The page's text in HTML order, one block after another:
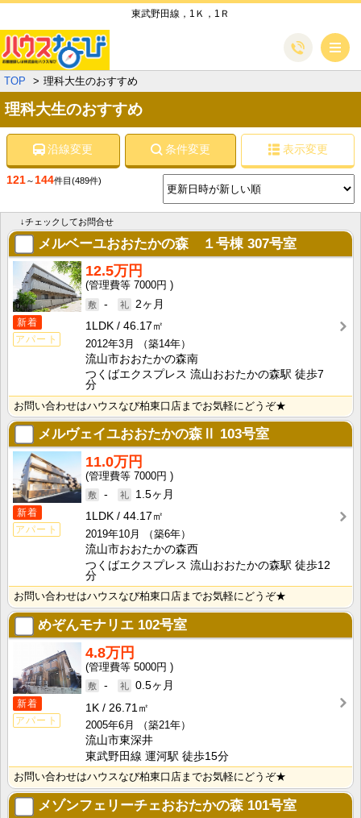
東武野田線，1Ｋ，1Ｒ
TOP 理科大生のおすすめ
理科大生のおすすめ
沿線変更 条件変更 表示変更
121～144件目 (489件)
↓チェックしてお問合せ
メルベーユおおたかの森 １号棟 307号室
新着
アパート
12.5万円
7000円
-
2ヶ月
1LDK
46.17㎡
2012年3月
（築14年）
流山市おおたかの森南
つくばエクスプレス 流山おおたかの森駅 徒歩7
分
お問い合わせはハウスなび柏東口店までお気軽にどうぞ★
メルヴェイユおおたかの森Ⅱ 103号室
新着
アパート
11.0万円
7000円
-
1.5ヶ月
1LDK
44.17㎡
2019年10月
（築6年）
流山市おおたかの森西
つくばエクスプレス 流山おおたかの森駅 徒歩12
分
お問い合わせはハウスなび柏東口店までお気軽にどうぞ★
めぞんモナリエ 102号室
新着
アパート
4.8万円
5000円
-
0.5ヶ月
1K
26.71㎡
2005年6月
（築21年）
流山市東深井
東武野田線 運河駅 徒歩15分
お問い合わせはハウスなび柏東口店までお気軽にどうぞ★
メゾンフェリーチェおおたかの森101号室